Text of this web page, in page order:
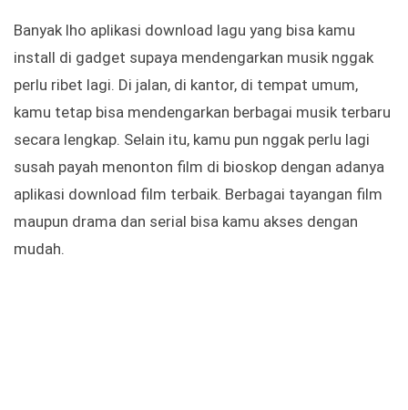
Banyak lho aplikasi download lagu yang bisa kamu
install di gadget supaya mendengarkan musik nggak
perlu ribet lagi. Di jalan, di kantor, di tempat umum,
kamu tetap bisa mendengarkan berbagai musik terbaru
secara lengkap. Selain itu, kamu pun nggak perlu lagi
susah payah menonton film di bioskop dengan adanya
aplikasi download film terbaik. Berbagai tayangan film
maupun drama dan serial bisa kamu akses dengan
mudah.